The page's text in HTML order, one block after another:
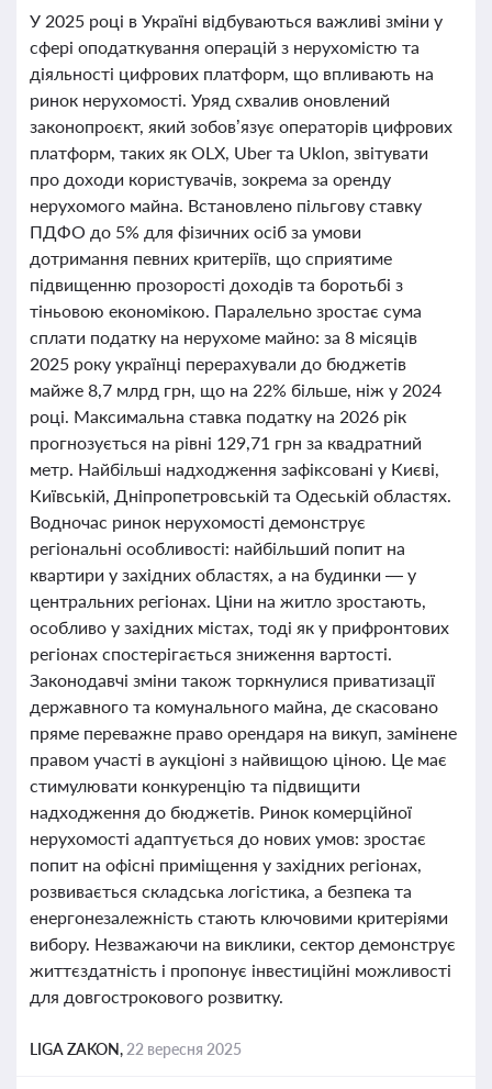
У 2025 році в Україні відбуваються важливі зміни у
сфері оподаткування операцій з нерухомістю та
діяльності цифрових платформ, що впливають на
ринок нерухомості. Уряд схвалив оновлений
законопроєкт, який зобов’язує операторів цифрових
платформ, таких як OLX, Uber та Uklon, звітувати
про доходи користувачів, зокрема за оренду
нерухомого майна. Встановлено пільгову ставку
ПДФО до 5% для фізичних осіб за умови
дотримання певних критеріїв, що сприятиме
підвищенню прозорості доходів та боротьбі з
тіньовою економікою. Паралельно зростає сума
сплати податку на нерухоме майно: за 8 місяців
2025 року українці перерахували до бюджетів
майже 8,7 млрд грн, що на 22% більше, ніж у 2024
році. Максимальна ставка податку на 2026 рік
прогнозується на рівні 129,71 грн за квадратний
метр. Найбільші надходження зафіксовані у Києві,
Київській, Дніпропетровській та Одеській областях.
Водночас ринок нерухомості демонструє
регіональні особливості: найбільший попит на
квартири у західних областях, а на будинки — у
центральних регіонах. Ціни на житло зростають,
особливо у західних містах, тоді як у прифронтових
регіонах спостерігається зниження вартості.
Законодавчі зміни також торкнулися приватизації
державного та комунального майна, де скасовано
пряме переважне право орендаря на викуп, замінене
правом участі в аукціоні з найвищою ціною. Це має
стимулювати конкуренцію та підвищити
надходження до бюджетів. Ринок комерційної
нерухомості адаптується до нових умов: зростає
попит на офісні приміщення у західних регіонах,
розвивається складська логістика, а безпека та
енергонезалежність стають ключовими критеріями
вибору. Незважаючи на виклики, сектор демонструє
життєздатність і пропонує інвестиційні можливості
для довгострокового розвитку.
LIGA ZAKON, 22 вересня 2025